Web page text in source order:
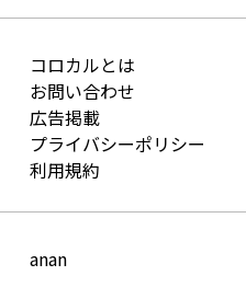
コロカルとは
お問い合わせ
広告掲載
プライバシーポリシー
利用規約
anan